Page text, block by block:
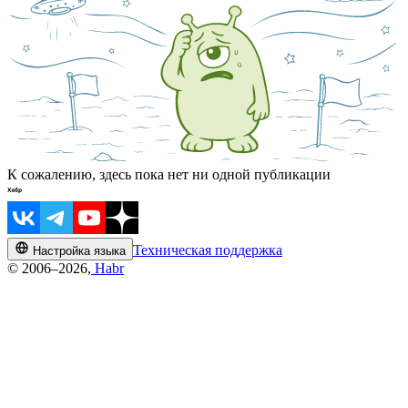
К сожалению, здесь пока нет ни одной публикации
Настройка языка Техническая поддержка
© 2006–2026, Habr